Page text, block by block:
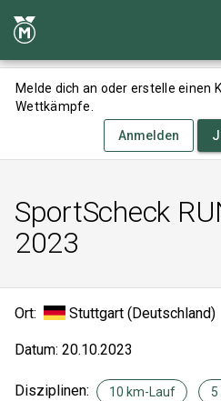
Melde dich an oder erstelle einen
Wettkämpfe.
Anmelden
SportScheck
2023
Ort: Stuttgart (Deutschland)
Datum: 20.10.2023
Disziplinen: 10 km-Lauf